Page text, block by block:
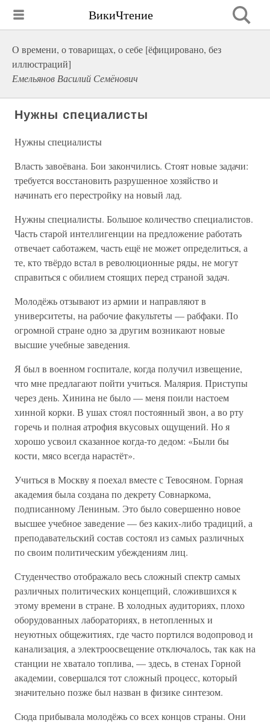
ВикиЧтение
О времени, о товарищах, о себе [ёфицировано, без
иллюстраций]
Емельянов Василий Семёнович
Нужны специалисты
Нужны специалисты
Власть завоёвана. Бои закончились. Стоят новые задачи:
требуется восстановить разрушенное хозяйство и
начинать его перестройку на новый лад.
Нужны специалисты. Большое количество специалистов.
Часть старой интеллигенции на предложение работать
отвечает саботажем, часть ещё не может определиться, а
те, кто твёрдо встал в революционные ряды, не могут
справиться с обилием стоящих перед страной задач.
Молодёжь отзывают из армии и направляют в
университеты, на рабочие факультеты — рабфаки. По
огромной стране одно за другим возникают новые
высшие учебные заведения.
Я был в военном госпитале, когда получил извещение,
что мне предлагают пойти учиться. Малярия. Приступы
через день. Хинина не было — меня поили настоем
хинной корки. В ушах стоял постоянный звон, а во рту
горечь и полная атрофия вкусовых ощущений. Но я
хорошо усвоил сказанное когда-то дедом: «Были бы
кости, мясо всегда нарастёт».
Учиться в Москву я поехал вместе с Тевосяном. Горная
академия была создана по декрету Совнаркома,
подписанному Лениным. Это было совершенно новое
высшее учебное заведение — без каких-либо традиций, а
преподавательский состав состоял из самых различных
по своим политическим убеждениям лиц.
Студенчество отображало весь сложный спектр самых
различных политических концепций, сложившихся к
этому времени в стране. В холодных аудиториях, плохо
оборудованных лабораториях, в нетопленных и
неуютных общежитиях, где часто портился водопровод и
канализация, а электроосвещение отключалось, так как на
станции не хватало топлива, — здесь, в стенах Горной
академии, совершался тот сложный процесс, который
значительно позже был назван в физике синтезом.
Сюда прибывала молодёжь со всех концов страны. Они